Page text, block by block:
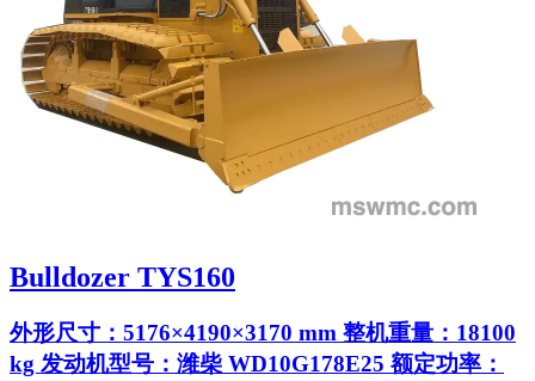
Bulldozer TYS160
外形尺寸：5176×4190×3170 mm 整机重量：18100
kg 发动机型号：潍柴 WD10G178E25 额定功率：